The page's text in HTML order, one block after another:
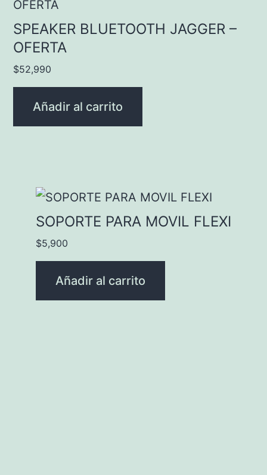
SPEAKER BLUETOOTH JAGGER –
OFERTA
$52,990
Añadir al carrito
SOPORTE PARA MOVIL FLEXI
$5,900
Añadir al carrito